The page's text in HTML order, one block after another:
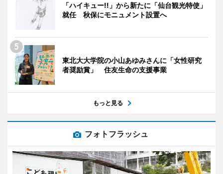
「ハイキュー!!」から新たに「仙台観光特使」
就任 秋保にモニュメント設置へ
東北大大学院の小山あゆみさんに「女性研究
者奨励賞」 住友生命の支援事業
もっと見る
フォトフラッシュ